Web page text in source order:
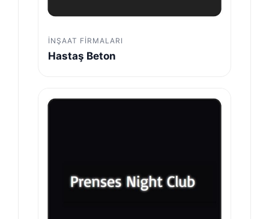
İNŞAAT FIRMALARI
Hastaş Beton